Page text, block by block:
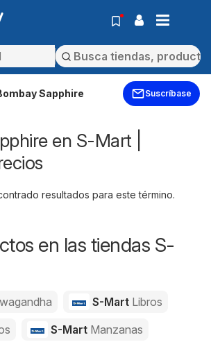
Sapphire Suscríbase
en S-Mart |
resultados para este término.
en las tiendas S-
S-Mart Libros
S-Mart Manzanas